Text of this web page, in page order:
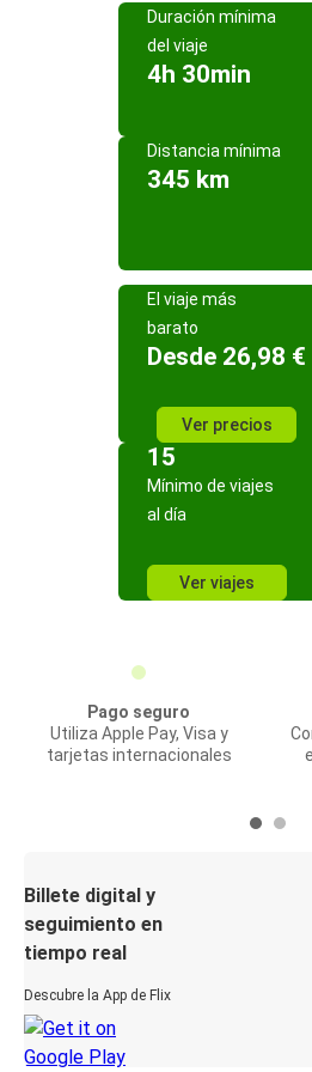
Duración mínima
del viaje
4h 30min
Distancia mínima
345 km
El viaje más
barato
Desde 26,98 €
Ver precios
15
Mínimo de viajes
al día
Ver viajes
Pago seguro
Utiliza Apple Pay, Visa y
tarjetas internacionales
Billete digital y
seguimiento en
tiempo real
Descubre la App de Flix